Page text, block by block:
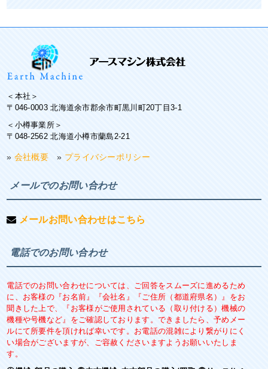
＜本社＞
〒046-0003 北海道余市郡余市町黒川町20丁目3-1
＜小樽事業所＞
〒048-2562 北海道小樽市蘭島2-21
» 会社概要 » プライバシーポリシー
メールでのお問い合わせ
メールお問い合わせはこちら
電話でのお問い合わせ
電話でのお問い合わせについては、ご回答をスムーズに進めるため
に、お客様の『お名前』『会社名』『ご住所（都道府県名）』をお
聞きした上で、『お客様がご使用されている（取り付ける）機械の
機種や号機など』をご確認しております。できましたら、予めメー
ルにて所要件を頂ければ幸いです。お電話の混雑により繋がりにく
い場合がございますが、ご容赦くださいますようお願いいたしま
す。